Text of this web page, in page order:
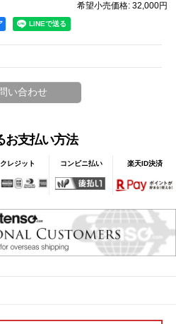
希望小売価格: 32,000円
お支払い方法
クレジット コンビニ払い 楽天ID決済